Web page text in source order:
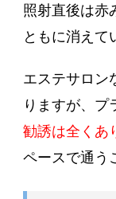
照射直後は赤
ともに消えて
エステサロン
りますが、プ
勧誘は全くあ
ペースで通う